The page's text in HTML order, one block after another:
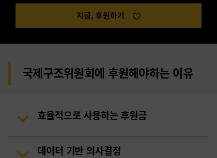
지금, 후원하기
국제구조위원회에 후원해야하는 이유
효율적으로 사용하는 후원금
데이터 기반 의사결정